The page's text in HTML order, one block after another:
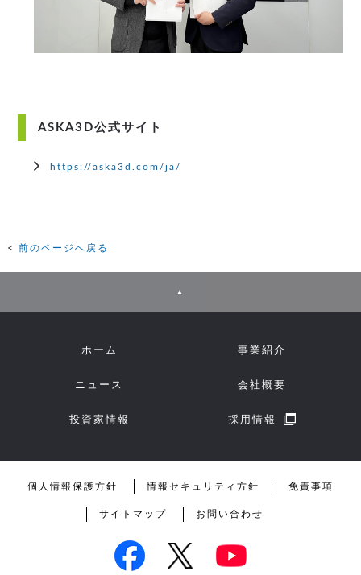
ASKA3D公式サイト
https://aska3d.com/ja/
前のページへ戻る
▲
ホーム 事業紹介
ニュース 会社概要
投資家情報 採用情報
個人情報保護方針 情報セキュリティ方針 免責事項
サイトマップ お問い合わせ